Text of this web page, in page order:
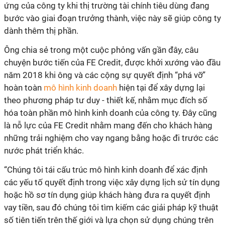
ứng của công ty khi thị trường tài chính tiêu dùng đang
bước vào giai đoạn trưởng thành, việc này sẽ giúp công ty
dành thêm thị phần.
Ông chia sẻ trong một cuộc phỏng vấn gần đây, câu
chuyện bước tiến của FE Credit, được khởi xướng vào đầu
năm 2018 khi ông và các cộng sự quyết định “phá vỡ”
hoàn toàn mô hình kinh doanh hiện tại để xây dựng lại
theo phương pháp tư duy - thiết kế, nhằm mục đích số
hóa toàn phần mô hình kinh doanh của công ty. Đây cũng
là nỗ lực của FE Credit nhằm mang đến cho khách hàng
những trải nghiệm cho vay ngang bằng hoặc đi trước các
nước phát triển khác.
“Chúng tôi tái cấu trúc mô hình kinh doanh để xác định
các yếu tố quyết định trong việc xây dựng lịch sử tín dụng
hoặc hồ sơ tín dụng giúp khách hàng đưa ra quyết định
vay tiền, sau đó chúng tôi tìm kiếm các giải pháp kỹ thuật
số tiên tiến trên thế giới và lựa chọn sử dụng chúng trên